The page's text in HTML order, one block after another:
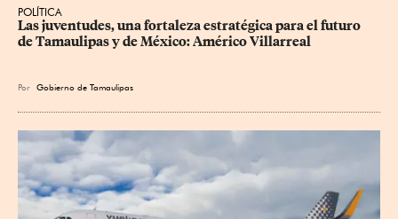
POLÍTICA
Las juventudes, una fortaleza estratégica para el futuro
de Tamaulipas y de México: Américo Villarreal
Por Gobierno de Tamaulipas